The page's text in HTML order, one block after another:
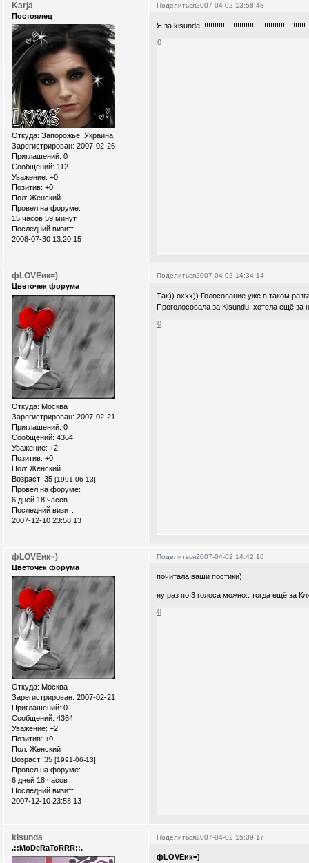
Поделиться2007-04-02 13:58:48
Karja
Постоялец
Откуда: Запорожье, Украина
Зарегистрирован: 2007-02-26
Приглашений: 0
Сообщений: 112
Уважение: +0
Позитив: +0
Пол: Женский
Провел на форуме:
15 часов 59 минут
Последний визит:
2008-07-30 13:20:15
Я за kisunda!!!!!!!!!!!!!!!!!!!!!!!!!!!!!!!!!!!!!!!!!!!!!!!!!!!
0
Поделиться2007-04-02 14:34:14
фLOVEик=)
Цветочек форума
Откуда: Москва
Зарегистрирован: 2007-02-21
Приглашений: 0
Сообщений: 4364
Уважение: +2
Позитив: +0
Пол: Женский
Возраст: 35 [1991-06-13]
Провел на форуме:
6 дней 18 часов
Последний визит:
2007-12-10 23:58:13
Так)) оххх)) Голосование уже в таком
Проголосовала за Kisundu, хотела ещё за
0
Поделиться2007-04-02 14:42:16
фLOVEик=)
Цветочек форума
Откуда: Москва
Зарегистрирован: 2007-02-21
Приглашений: 0
Сообщений: 4364
Уважение: +2
Позитив: +0
Пол: Женский
Возраст: 35 [1991-06-13]
Провел на форуме:
6 дней 18 часов
Последний визит:
2007-12-10 23:58:13
почитала ваши постики)
ну раз по 3 голоса можно.. тогда ещё за
0
Поделиться2007-04-02 15:09:17
kisunda
.::MoDeRaToRRR::.
фLOVEик=)